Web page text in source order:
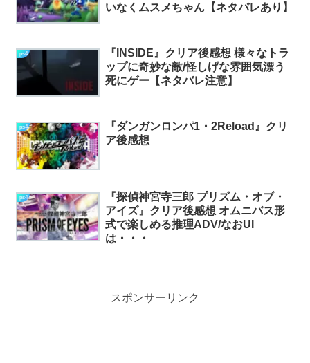
いなくムスメちゃん【ネタバレあり】
ps4
『INSIDE』クリア後感想 様々なトラ
ップに奇妙な敵/怪しげな雰囲気漂う
死にゲー【ネタバレ注意】
ps4
『ダンガンロンパ1・2Reload』クリ
ア後感想
ps4
『探偵神宮寺三郎 プリズム・オブ・
アイズ』クリア後感想 オムニバス形
式で楽しめる推理ADV/なおUI
は・・・
スポンサーリンク